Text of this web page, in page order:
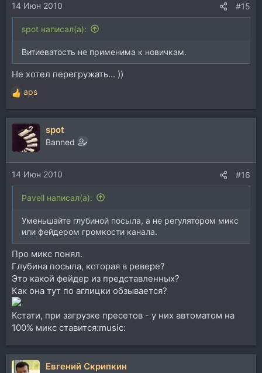
14 Июн 2010 #15
spot написал(а):
Витиеватость не применима к новичкам.
Не хотел перегружать... ))
Р
е
а
и
и
:
aps
spot
Banned
14 Июн 2010 #16
Pavell написал(а):
Уменьшайте глубиной посыла, а не регулятором микс
или фейдером громкости канала.
Про микс понял.
Глубина посыла, которая в ревере?
Это какой фейдер из представленных?
Как она тут по аглицки обзывается?
Кстати, при загрузке пресетов - у них автоматом на
100% микс ставится:music:
Евгений Скрипкин